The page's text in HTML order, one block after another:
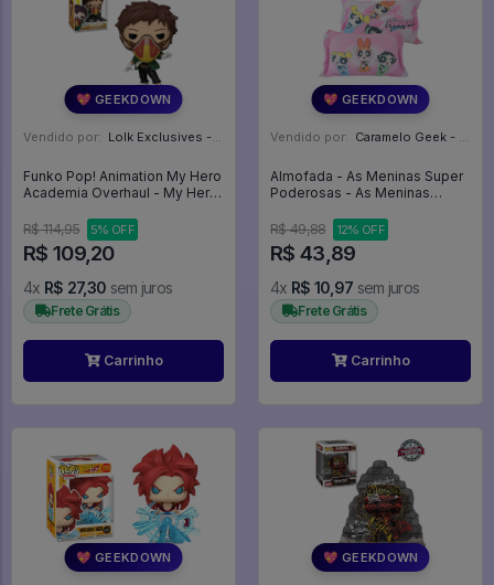
💖 GEEKDOWN
Vendido por: Lolk Exclusives - SP
Funko Pop! Animation My Hero
Academia Overhaul - My Hero
R$ 114,95
5% OFF
R$ 109,20
4x R$ 27,30 sem juros
Frete Grátis
Carrinho
💖 GEEKDOWN
Vendido por: Caramelo Geek - DF
Almofada - As Meninas Super
Poderosas - As Meninas
R$ 49,88
12% OFF
R$ 43,89
4x R$ 10,97 sem juros
Frete Grátis
Carrinho
💖 GEEKDOWN 💖 GEEKDOWN